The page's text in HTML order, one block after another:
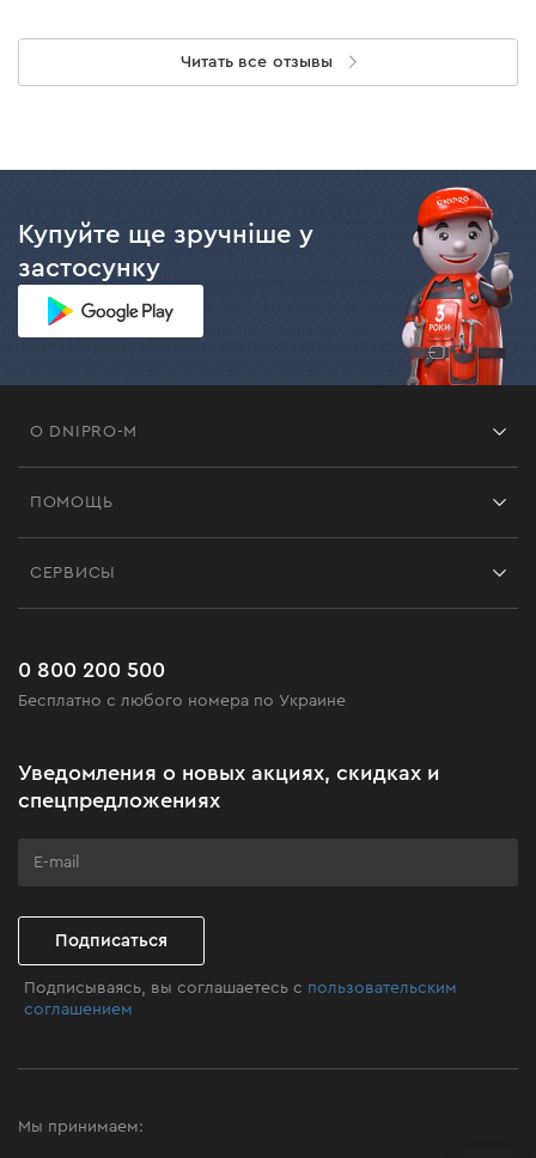
Читать все отзывы
Купуйте ще зручніше у
застосунку
О DNIPRO-M
Черная пятница
Клуб мастерства
ПОМОЩЬ
Часто задаваемые вопросы
СЕРВИСЫ
0 800 200 500
Бесплатно с любого номера по Украине
Уведомления о новых акциях, скидках и
спецпредложениях
Подписаться
Подписываясь, вы соглашаетесь с пользовательским
соглашением
Мы принимаем: